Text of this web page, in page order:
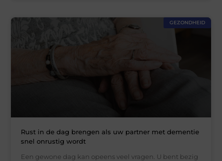
GEZONDHEID
Rust in de dag brengen als uw partner met dementie
snel onrustig wordt
Een gewone dag kan opeens veel vragen. U bent bezig